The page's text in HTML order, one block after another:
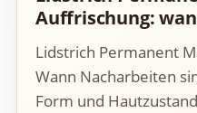
Auffrischung:
Lidstrich Permanent
Wann Nacharbeiten
Form und